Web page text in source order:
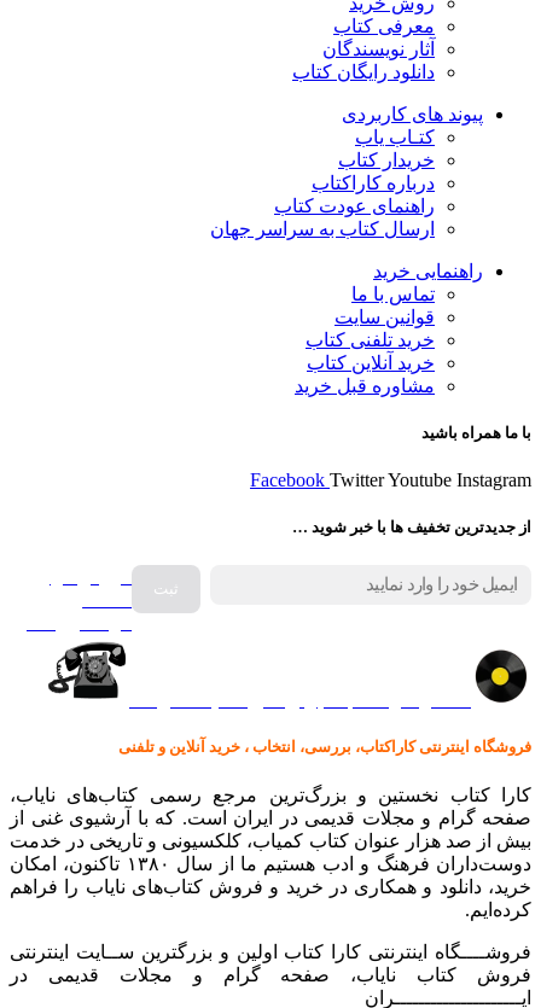
معرفی کتاب
آثار نویسندگان
دانلود رایگان کتاب
پیوند های کاربردی
کتـاب یاب
خریدار کتاب
درباره کاراکتاب
راهنمای عودت کتاب
ارسال کتاب به سراسر جهان
راهنمایی خرید
تماس با ما
قوانین سایت
خرید تلفنی کتاب
خرید آنلاین کتاب
مشاوره قبل خرید
با ما همراه باشید
Facebook TwitterYoutube Instagram
از جدیدترین تخفیف ها با خبر شوید …
فروش انواع
فروشگاه اینترنتی کاراکتاب، بررسی، انتخاب ، خرید آنلاین و تلفنی
کارا کتاب نخستین و بزرگ‌ترین مرجع رسمی کتاب‌های نایاب،
صفحه گرام و مجلات قدیمی در ایران است. که با آرشیوی غنی از
بیش از صد هزار عنوان کتاب کمیاب، کلکسیونی و تاریخی در خدمت
دوست‌داران فرهنگ و ادب هستیم ما از سال ۱۳۸۰ تاکنون، امکان
خرید، دانلود و همکاری در خرید و فروش کتاب‌های نایاب را فراهم
کرده‌ایم.
فروشــــگاه اینترنتی کارا کتاب اولین و بزرگترین ســایت اینترنتی
فروش کتاب نایاب، صفحه گرام و مجلات قدیمی در
ایـــــــــــــــــــــران